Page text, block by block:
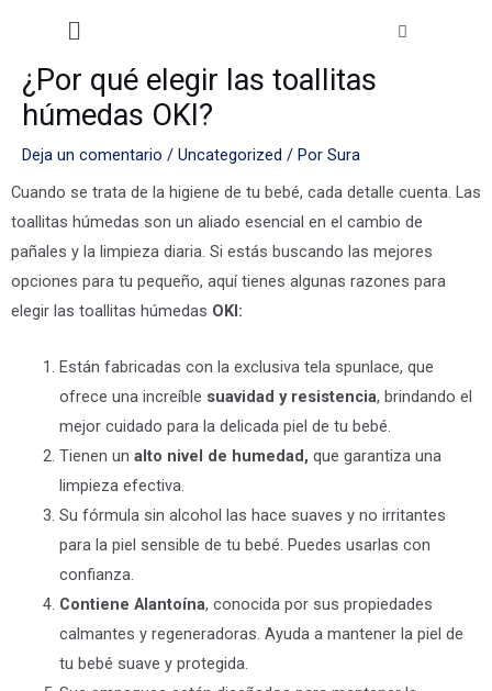
contenido
Menú
¿Por qué elegir las toallitas
húmedas OKI?
Deja un comentario / Uncategorized / Por Sura
Cuando se trata de la higiene de tu bebé, cada detalle cuenta. Las
toallitas húmedas son un aliado esencial en el cambio de
pañales y la limpieza diaria. Si estás buscando las mejores
opciones para tu pequeño, aquí tienes algunas razones para
elegir las toallitas húmedas OKI:
Están fabricadas con la exclusiva tela spunlace, que
ofrece una increíble suavidad y resistencia, brindando el
mejor cuidado para la delicada piel de tu bebé.
Tienen un alto nivel de humedad, que garantiza una
limpieza efectiva.
Su fórmula sin alcohol las hace suaves y no irritantes
para la piel sensible de tu bebé. Puedes usarlas con
confianza.
Contiene Alantoína, conocida por sus propiedades
calmantes y regeneradoras. Ayuda a mantener la piel de
tu bebé suave y protegida.